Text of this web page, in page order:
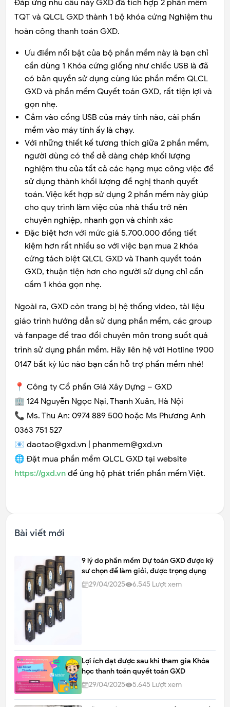
Đáp ứng nhu cầu này GXD đã tích hợp 2 phần mềm
TQT và QLCL GXD thành 1 bộ khóa cứng Nghiệm thu
hoàn công thanh toán GXD.
Ưu điểm nổi bật của bộ phần mềm này là bạn chỉ
cần dùng 1 Khóa cứng giống như chiếc USB là đã
có bản quyền sử dụng cùng lúc phần mềm QLCL
GXD và phần mềm Quyết toán GXD, rất tiện lợi và
gọn nhẹ.
Cắm vào cổng USB của máy tính nào, cài phần
mềm vào máy tính ấy là chạy.
Với những thiết kế tương thích giữa 2 phần mềm,
người dùng có thể dễ dàng chép khối lượng
nghiệm thu của tất cả các hạng mục công việc để
sử dụng thành khối lượng đề nghị thanh quyết
toán. Việc kết hợp sử dụng 2 phần mềm này giúp
cho quy trình làm việc của nhà thầu trở nên
chuyên nghiệp, nhanh gọn và chính xác
Đặc biệt hơn với mức giá 5.700.000 đồng tiết
kiệm hơn rất nhiều so với việc bạn mua 2 khóa
cứng tách biệt QLCL GXD và Thanh quyết toán
GXD, thuận tiện hơn cho người sử dụng chỉ cần
cầm 1 khóa gọn nhẹ.
Ngoài ra, GXD còn trang bị hệ thống video, tài liệu
giáo trình hướng dẫn sử dụng phần mềm, các group
và fanpage để trao đổi chuyên môn trong suốt quá
trình sử dụng phần mềm. Hãy liên hệ với Hotline 1900
0147 bất kỳ lúc nào bạn cần hỗ trợ phần mềm nhé!
📍 Công ty Cổ phần Giá Xây Dựng – GXD
🏢 124 Nguyễn Ngọc Nại, Thanh Xuân, Hà Nội
📞 Ms. Thu An: 0974 889 500 hoặc Ms Phương Anh
0363 751 527
📧 daotao@gxd.vn | phanmem@gxd.vn
🌐 Đặt mua phần mềm QLCL GXD tại website
https://gxd.vn để ủng hộ phát triển phần mềm Việt.
Bài viết mới
9 lý do phần mềm Dự toán GXD được kỹ
sư chọn để làm giỏi, được trọng dụng
29/04/2025
6.545 Lượt xem
Lợi ích đạt được sau khi tham gia Khóa
học thanh toán quyết toán GXD
29/04/2025
5.645 Lượt xem